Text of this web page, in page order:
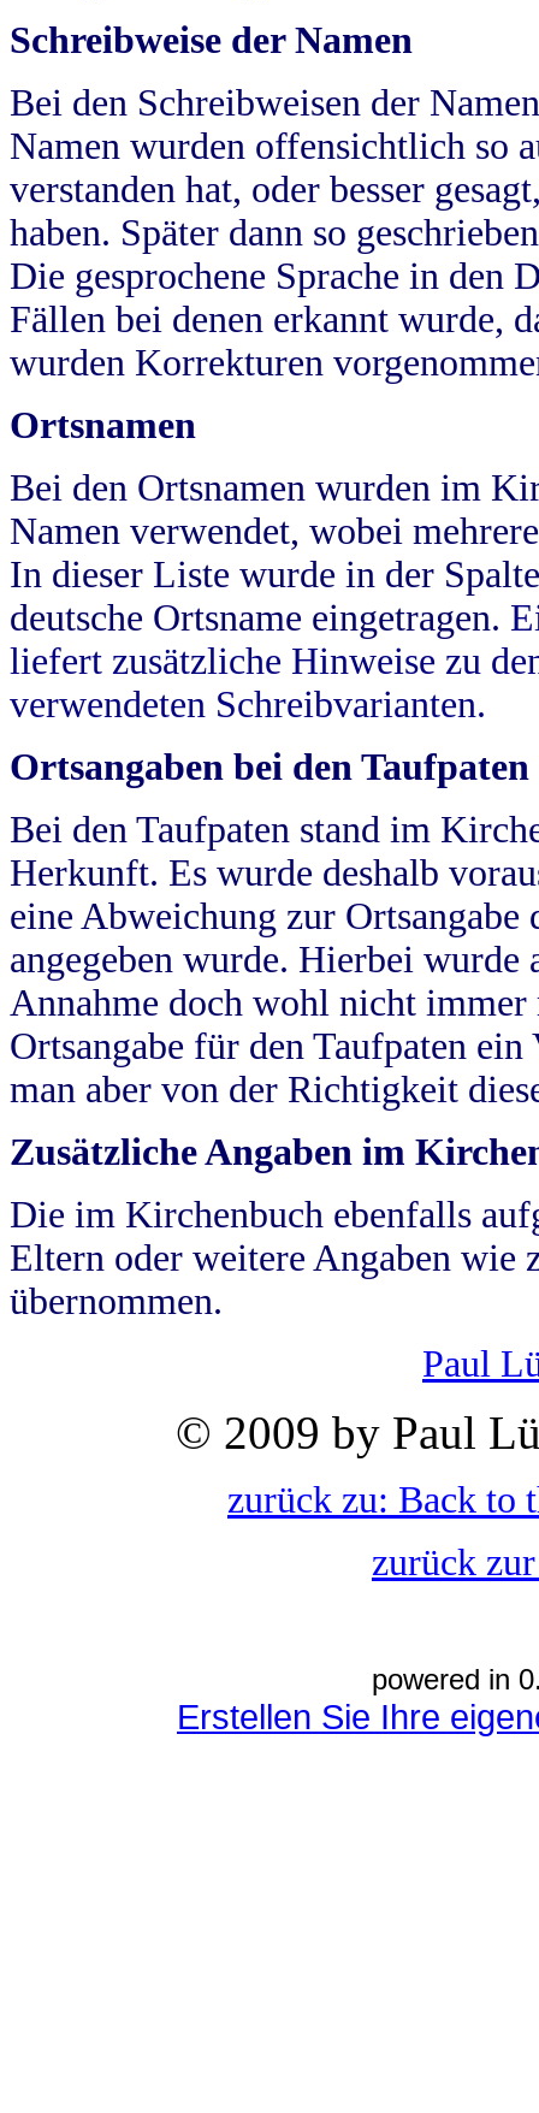
Schreibweise der Namen
Bei den Schreibweisen der
Namen wurden offensichtlich so
verstanden hat, oder besser
haben. Später dann so
Die gesprochene Sprache in
Fällen bei denen erkannt wurde,
wurden Korrekturen
Ortsnamen
Bei den Ortsnamen wurden im
Namen verwendet, wobei
In dieser Liste wurde in der
deutsche Ortsname eingetragen.
liefert zusätzliche Hinweise zu
verwendeten Schreibvarianten.
Ortsangaben bei den Taufpaten
Bei den Taufpaten stand im
Herkunft. Es wurde deshalb
eine Abweichung zur
angegeben wurde. Hierbei wurde
Annahme doch wohl nicht
Ortsangabe für den Taufpaten
man aber von der Richtigkeit
Zusätzliche Angaben im
Die im Kirchenbuch ebenfalls
Eltern oder weitere Angaben wie
übernommen.
Paul
© 2009 by Paul
zurück zu: Back to
zurück
powered in
Erstellen Sie Ihre